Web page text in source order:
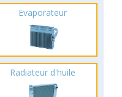
Evaporateur
Radiateur d'huile